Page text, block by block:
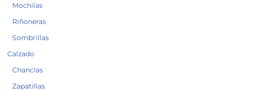
Mochilas
Riñoneras
Sombrillas
Calzado
Chanclas
Zapatillas